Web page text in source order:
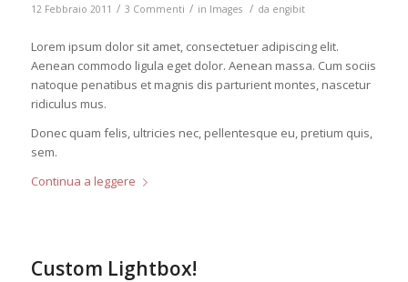
12 Febbraio 2011 / 3 Commenti / in Images / da engibit
Lorem ipsum dolor sit amet, consectetuer adipiscing elit.
Aenean commodo ligula eget dolor. Aenean massa. Cum sociis
natoque penatibus et magnis dis parturient montes, nascetur
ridiculus mus.
Donec quam felis, ultricies nec, pellentesque eu, pretium quis,
sem.
Continua a leggere
Custom Lightbox!